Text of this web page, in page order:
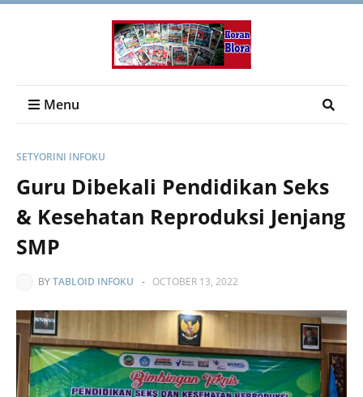
Menu
SETYORINI INFOKU
Guru Dibekali Pendidikan Seks
& Kesehatan Reproduksi Jenjang
SMP
BYTABLOID INFOKU - OCTOBER 13, 2022